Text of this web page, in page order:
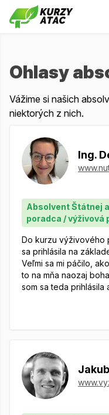
Ohlasy
Vážime si našich
niektorých z nich.
Ing.
Absolvent Štátnej
poradca / výživová
Do kurzu výživového
sa prihlásila na
Veľmi sa mi páčilo,
to na mňa naozaj
som sa teda prihlásila